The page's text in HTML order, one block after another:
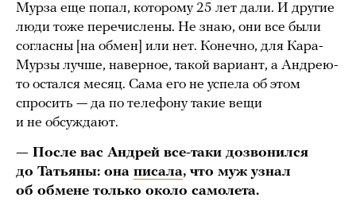
Мурза еще попал, которому 25 лет дали. И другие
люди тоже перечислены. Не знаю, они все были
согласны [на обмен] или нет. Конечно, для Кара-
Мурзы лучше, наверное, такой вариант, а Андрею-
то остался месяц. Сама его не успела об этом
спросить — да по телефону такие вещи
и не обсуждают.
— После вас Андрей все-таки дозвонился
до Татьяны: она писала, что муж узнал
об обмене только около самолета.